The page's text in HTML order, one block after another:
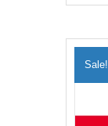
Sale!